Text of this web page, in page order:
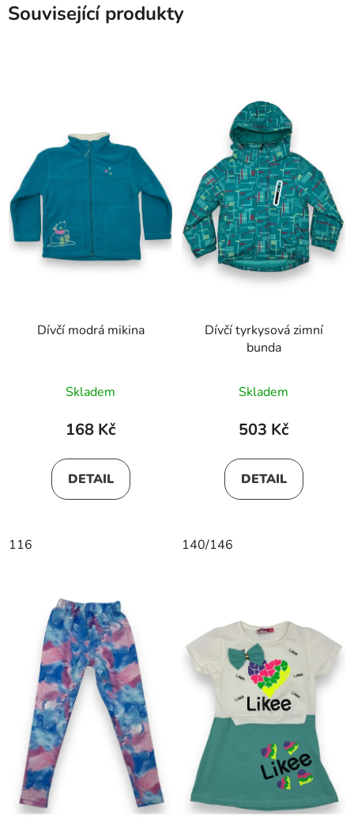
Související produkty
Dívčí modrá mikina
Skladem
168 Kč
DETAIL
116
Dívčí tyrkysová zimní
bunda
Skladem
503 Kč
DETAIL
140/146